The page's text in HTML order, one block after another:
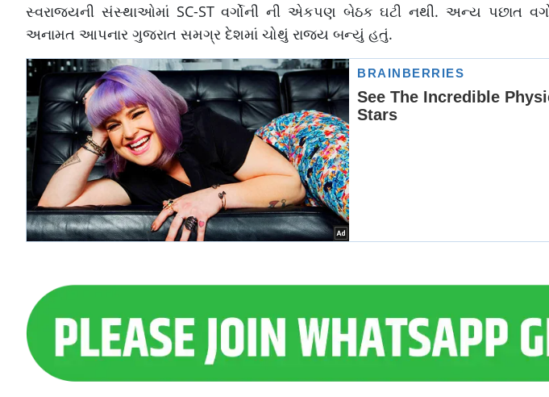
સ્વરાજ્યની સંસ્થાઓમાં SC-ST વર્ગોની ની એકપણ બેઠક ઘટી નથી. અન્ય પછાત
અનામત આપનાર ગુજરાત સમગ્ર દેશમાં ચોથું રાજ્ય બન્યું હતું.